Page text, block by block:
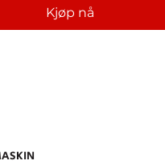
Kjøp nå